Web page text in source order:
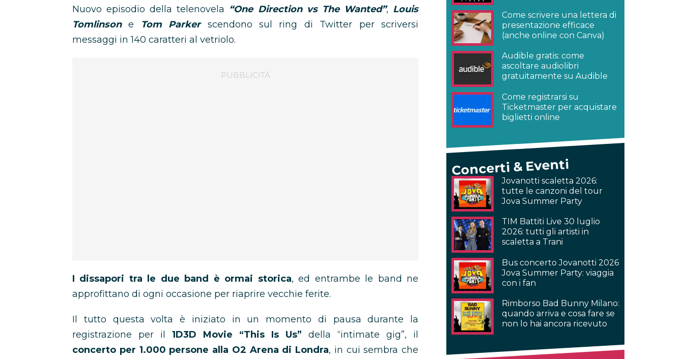
Nuovo episodio della telenovela “One Direction vs The Wanted”, Louis
Tomlinsone Tom Parkerscendono sul ring di Twitter per scriversi
messaggi in 140 caratteri al vetriolo.
I dissapori tra le due band è ormai storica, ed entrambe le band ne
approfittano di ogni occasione per riaprire vecchie ferite.
Il tutto questa volta è iniziato in un momento di pausa durante la
registrazione per il
1D3D Movie “This Is Us” della “intimate gig”, il
concerto per 1.000 persone alla O2 Arena di Londra, in cui sembra che
Come scrivere una lettera di
presentazione efficace
(anche online con Canva)
Audible gratis: come
ascoltare audiolibri
gratuitamente su Audible
Come registrarsi su
Ticketmaster per acquistare
biglietti online
Concerti & Eventi
Jovanotti scaletta 2026:
tutte le canzoni del tour
Jova Summer Party
TIM Battiti Live 30 luglio
2026: tutti gli artisti in
scaletta a Trani
Bus concerto Jovanotti 2026
Jova Summer Party: viaggia
con i fan
Rimborso Bad Bunny Milano:
quando arriva e cosa fare se
non lo hai ancora ricevuto